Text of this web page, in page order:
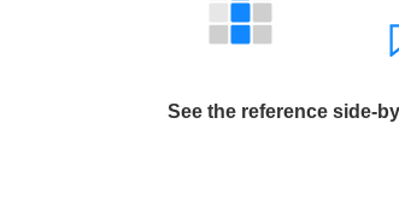
See the reference side-